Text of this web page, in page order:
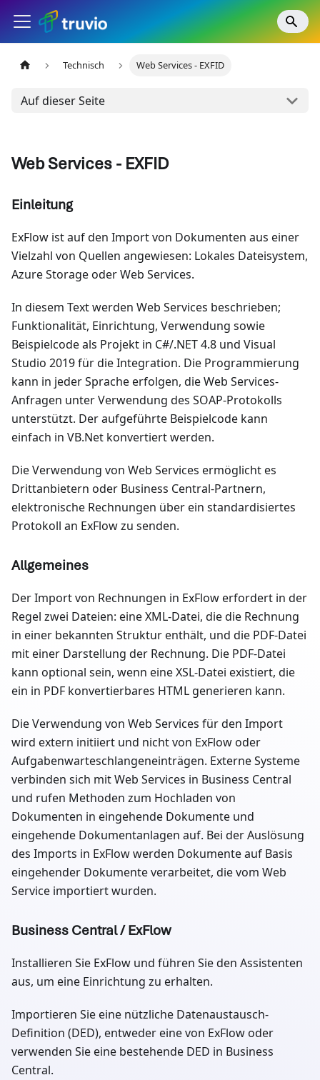
Technisch Web Services - EXFID
Auf dieser Seite
Web Services - EXFID
Einleitung
ExFlow ist auf den Import von Dokumenten aus einer
Vielzahl von Quellen angewiesen: Lokales Dateisystem,
Azure Storage oder Web Services.
In diesem Text werden Web Services beschrieben;
Funktionalität, Einrichtung, Verwendung sowie
Beispielcode als Projekt in C#/.NET 4.8 und Visual
Studio 2019 für die Integration. Die Programmierung
kann in jeder Sprache erfolgen, die Web Services-
Anfragen unter Verwendung des SOAP-Protokolls
unterstützt. Der aufgeführte Beispielcode kann
einfach in VB.Net konvertiert werden.
Die Verwendung von Web Services ermöglicht es
Drittanbietern oder Business Central-Partnern,
elektronische Rechnungen über ein standardisiertes
Protokoll an ExFlow zu senden.
Allgemeines
Der Import von Rechnungen in ExFlow erfordert in der
Regel zwei Dateien: eine XML-Datei, die die Rechnung
in einer bekannten Struktur enthält, und die PDF-Datei
mit einer Darstellung der Rechnung. Die PDF-Datei
kann optional sein, wenn eine XSL-Datei existiert, die
ein in PDF konvertierbares HTML generieren kann.
Die Verwendung von Web Services für den Import
wird extern initiiert und nicht von ExFlow oder
Aufgabenwarteschlangeneinträgen. Externe Systeme
verbinden sich mit Web Services in Business Central
und rufen Methoden zum Hochladen von
Dokumenten in eingehende Dokumente und
eingehende Dokumentanlagen auf. Bei der Auslösung
des Imports in ExFlow werden Dokumente auf Basis
eingehender Dokumente verarbeitet, die vom Web
Service importiert wurden.
Business Central / ExFlow
Installieren Sie ExFlow und führen Sie den Assistenten
aus, um eine Einrichtung zu erhalten.
Importieren Sie eine nützliche Datenaustausch-
Definition (DED), entweder eine von ExFlow oder
verwenden Sie eine bestehende DED in Business
Central.